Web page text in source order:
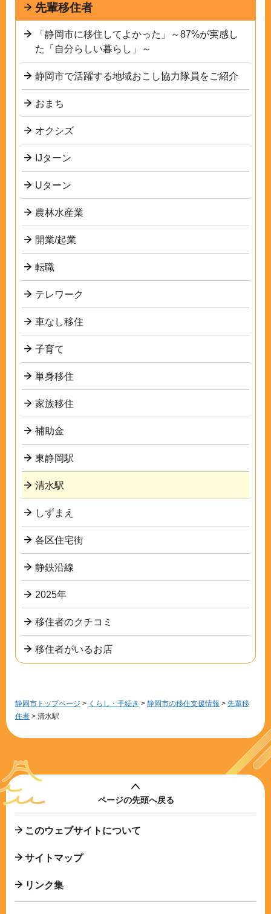
先輩移住者
「静岡市に移住してよかった」～87%が実感し
た「自分らしい暮らし」～
静岡市で活躍する地域おこし協力隊員をご紹介
おまち
オクシズ
IJターン
Uターン
農林水産業
開業/起業
転職
テレワーク
車なし移住
子育て
単身移住
家族移住
補助金
東静岡駅
清水駅
しずまえ
各区住宅街
静鉄沿線
2025年
移住者のクチコミ
移住者がいるお店
静岡市トップページ > くらし・手続き > 静岡市の移住支援情報 > 先輩移
住者 > 清水駅
ページの先頭へ戻る
このウェブサイトについて
サイトマップ
リンク集